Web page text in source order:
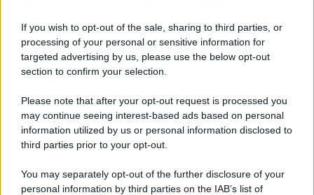
If you wish to opt-out of the sale, sharing to third parties, or
processing of your personal or sensitive information for
targeted advertising by us, please use the below opt-out
section to confirm your selection.
Please note that after your opt-out request is processed you
may continue seeing interest-based ads based on personal
information utilized by us or personal information disclosed to
third parties prior to your opt-out.
You may separately opt-out of the further disclosure of your
personal information by third parties on the IAB’s list of